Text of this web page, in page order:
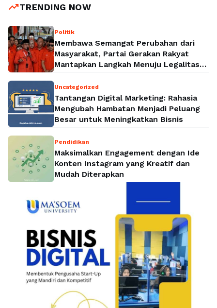
trending_upTRENDING NOW
Politik
Membawa Semangat Perubahan dari
Masyarakat, Partai Gerakan Rakyat
Mantapkan Langkah Menuju Legalitas
Uncategorized
Tantangan Digital Marketing: Rahasia
Mengubah Hambatan Menjadi Peluang
Besar untuk Meningkatkan Bisnis
Pendidikan
Maksimalkan Engagement dengan Ide
Konten Instagram yang Kreatif dan
Mudah Diterapkan